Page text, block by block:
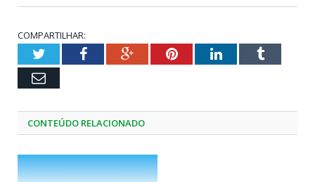
COMPARTILHAR:
TwitterFacebookGoogle+PinterestLinkedInTumblr
Email
CONTEÚDO RELACIONADO